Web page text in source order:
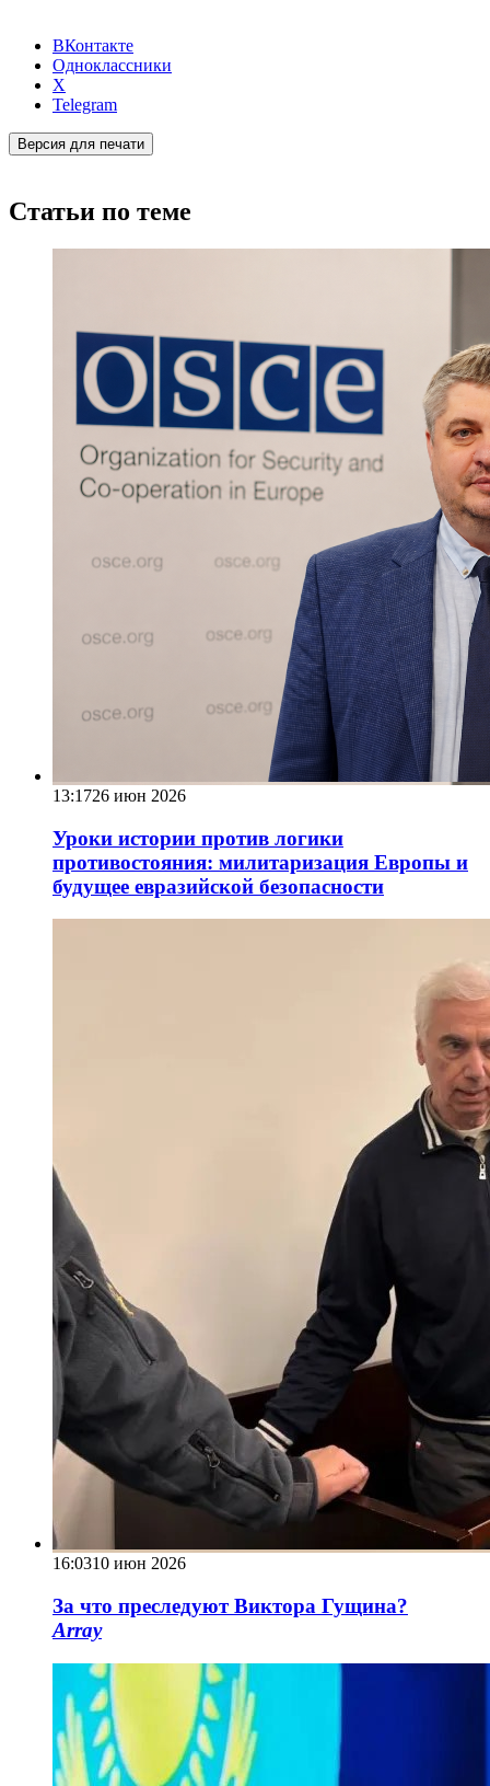
ВКонтакте
Одноклассники
X
Telegram
Версия для печати
Статьи по теме
13:1726 июн 2026
Уроки истории против логики
противостояния: милитаризация Европы и
будущее евразийской безопасности
16:0310 июн 2026
За что преследуют Виктора Гущина?
Array